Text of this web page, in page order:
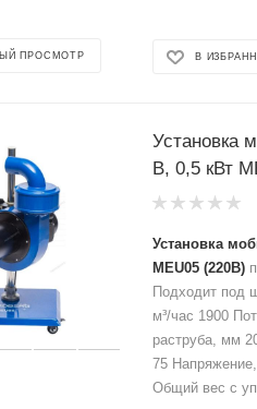
ПРОСМОТР В
Установка
В, 0,5 кВт
Установка
MEU05 (220В)
Подходит под
м³/час 1900
раструба, мм
75
Общий вес с